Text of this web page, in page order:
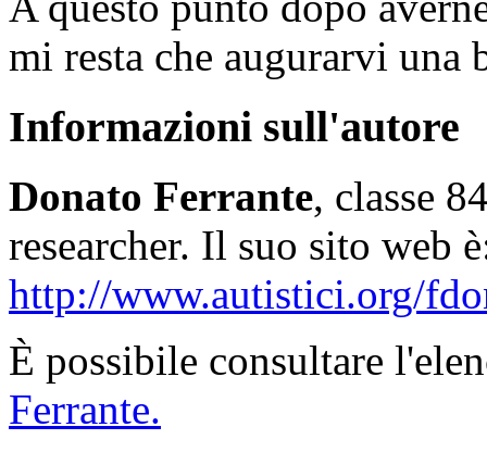
mi resta che augurarvi una
Informazioni sull'autore
Donato Ferrante, classe
researcher. Il suo sito web
http://www.autistici.org/
È possibile consultare
Ferrante.